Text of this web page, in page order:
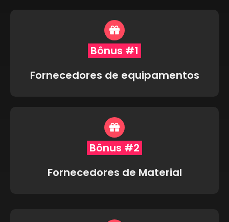
Bônus #1
Fornecedores de equipamentos
Bônus #2
Fornecedores de Material